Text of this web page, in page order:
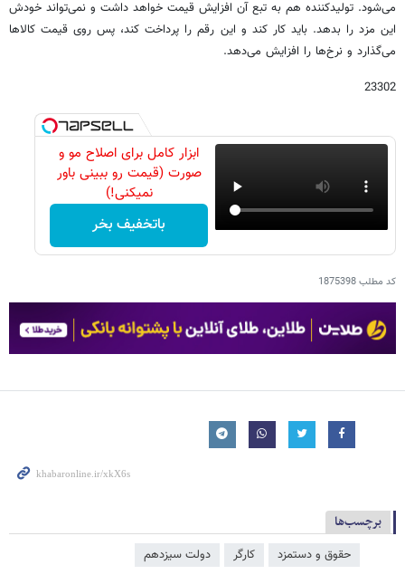
می‌شود. تولیدکننده هم به تبع آن افزایش قیمت خواهد داشت و نمی‌تواند خودش
این مزد را بدهد. باید کار کند و این رقم را پرداخت کند، پس روی قیمت کالاها
می‌گذارد و نرخ‌ها را افزایش می‌دهد.
23302
ابزار کامل برای اصلاح مو و
صورت (قیمت رو ببینی باور
نمیکنی!)
باتخفیف بخر
کد مطلب1875398
برچسب‌ها
حقوق و دستمزد کارگر دولت سیزدهم